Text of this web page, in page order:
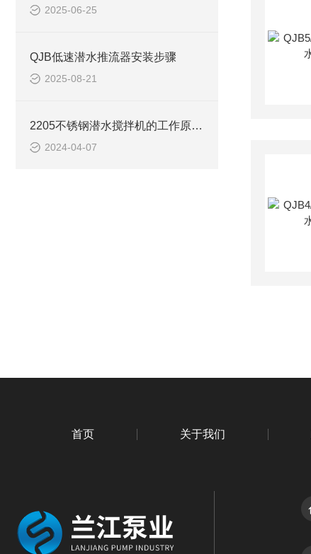
2025-06-25
QJB低速潜水推流器安装步骤
2025-08-21
2205不锈钢潜水搅拌机的工作原理及2205不锈钢潜水推进器CAD安装图、结构图
2024-04-07
首页 关于我们